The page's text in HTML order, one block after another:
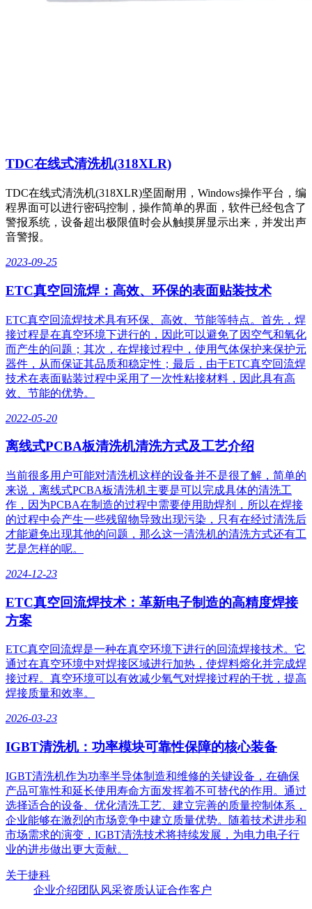
TDC在线式清洗机(318XLR)
TDC在线式清洗机(318XLR)坚固耐用，Windows操作平台，编
程界面可以进行密码控制，操作简单的界面，软件已经包含了
警报系统，设备超出极限值时会从触摸屏显示出来，并发出声
音警报。
2023-09-25
ETC真空回流焊：高效、环保的表面贴装技术
ETC真空回流焊技术具有环保、高效、节能等特点。首先，焊
接过程是在真空环境下进行的，因此可以避免了因空气和氧化
而产生的问题；其次，在焊接过程中，使用气体保护来保护元
器件，从而保证其品质和稳定性；最后，由于ETC真空回流焊
技术在表面贴装过程中采用了一次性粘接材料，因此具有高
效、节能的优势。
2022-05-20
离线式PCBA板清洗机清洗方式及工艺介绍
当前很多用户可能对清洗机这样的设备并不是很了解，简单的
来说，离线式PCBA板清洗机主要是可以完成具体的清洗工
作，因为PCBA在制造的过程中需要使用助焊剂，所以在焊接
的过程中会产生一些残留物导致出现污染，只有在经过清洗后
才能避免出现其他的问题，那么这一清洗机的清洗方式还有工
艺是怎样的呢。
2024-12-23
ETC真空回流焊技术：革新电子制造的高精度焊接
方案
ETC真空回流焊是一种在真空环境下进行的回流焊接技术。它
通过在真空环境中对焊接区域进行加热，使焊料熔化并完成焊
接过程。真空环境可以有效减少氧气对焊接过程的干扰，提高
焊接质量和效率。
2026-03-23
IGBT清洗机：功率模块可靠性保障的核心装备
IGBT清洗机作为功率半导体制造和维修的关键设备，在确保
产品可靠性和延长使用寿命方面发挥着不可替代的作用。通过
选择适合的设备、优化清洗工艺、建立完善的质量控制体系，
企业能够在激烈的市场竞争中建立质量优势。随着技术进步和
市场需求的演变，IGBT清洗技术将持续发展，为电力电子行
业的进步做出更大贡献。
关于捷科
企业介绍团队风采资质认证合作客户